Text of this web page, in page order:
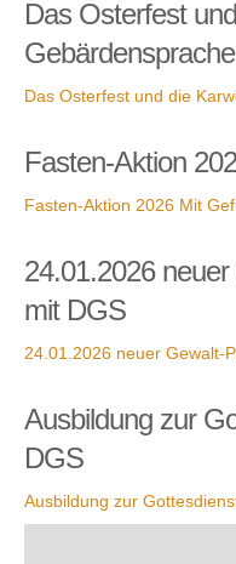
Das Osterfest
Gebärdensprache
Das Osterfest und die
Fasten-Aktion
Fasten-Aktion 2026 Mit
24.01.2026
mit DGS
24.01.2026 neuer Gewalt-
Ausbildung zur
DGS
Ausbildung zur